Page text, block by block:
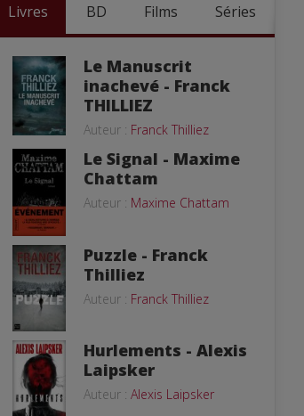
Livres BD Films Séries
Le Manuscrit
inachevé - Franck
THILLIEZ
Auteur : Franck Thilliez
Le Signal - Maxime
Chattam
Auteur : Maxime Chattam
Puzzle - Franck
Thilliez
Auteur : Franck Thilliez
Hurlements - Alexis
Laipsker
Auteur : Alexis Laipsker